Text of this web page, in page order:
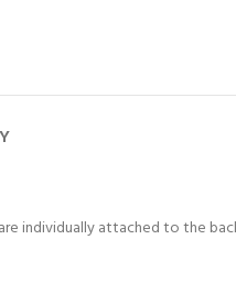
individually attached to the